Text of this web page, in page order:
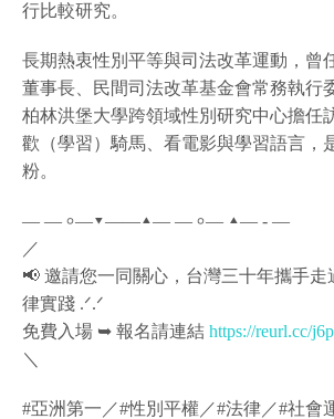
行比較研究。
長期熱衷性別平等與司法改革運動，曾
董事長、民間司法改革基金會常務執行
柏林洪堡大學跨領域性別研究中心擔任
歡（學習）騎馬、看電影與學習語言，
粉。
— — ৹ —▾——▴— — ৹ — ▴— - —
／
📢 邀請您一同關心，台灣三十年攜手
律實踐 .ᐟ.ᐟ
免費入場 ➥ 報名請連結 https://reurl.cc/
＼
#亞洲第一／#性別平權／#法律／#社會